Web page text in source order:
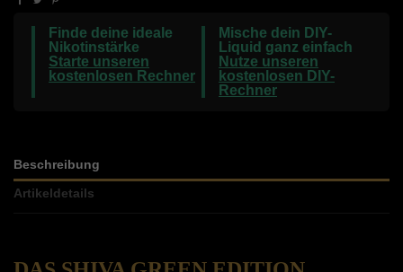
Finde deine ideale
Nikotinstärke
Starte unseren
kostenlosen Rechner
Mische dein DIY-
Liquid ganz einfach
Nutze unseren
kostenlosen DIY-
Rechner
Beschreibung
Artikeldetails